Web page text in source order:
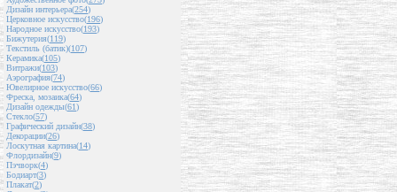
Дизайн интерьера(254)
Церковное искусство(196)
Народное искусство(193)
Бижутерия(119)
Текстиль (батик)(107)
Керамика(105)
Витражи(103)
Аэрография(74)
Ювелирное искусство(66)
Фреска, мозаика(64)
Дизайн одежды(61)
Стекло(57)
Графический дизайн(38)
Декорации(26)
Лоскутная картина(14)
Флордизайн(9)
Пэчворк(4)
Бодиарт(3)
Плакат(2)